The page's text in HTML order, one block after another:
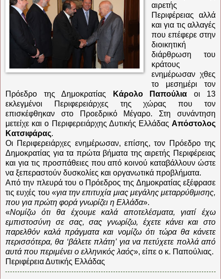
αιρετής
Περιφέρειας αλλά
και για τις αλλαγές
που επέφερε στην
διοικητική
διάρθρωση του
κράτους
ενημέρωσαν χθες
το μεσημέρι τον
Πρόεδρο της Δημοκρατίας
Κάρολο Παπούλια οι 13
εκλεγμένοι Περιφερειάρχες της χώρας που τον
επισκέφθηκαν στο Προεδρικό Μέγαρο. Στη συνάντηση
μετείχε και ο Περιφερειάρχης Δυτικής Ελλάδας Απόστολος
Κατσιφάρας.
Οι Περιφερειάρχες ενημέρωσαν, επίσης, τον Πρόεδρο της
Δημοκρατίας για τα πρώτα βήματα της αιρετής Περιφέρειας
και για τις προσπάθειες που από κοινού καταβάλλουν ώστε
να ξεπεραστούν δυσκολίες και οργανωτικά προβλήματα.
Από την πλευρά του ο Πρόεδρος της Δημοκρατίας εξέφρασε
τις ευχές του «για την επιτυχία μιας μεγάλης μεταρρύθμισης,
που για πρώτη φορά γνωρίζει η Ελλάδα».
«Νομίζω ότι θα έχουμε καλά αποτελέσματα, γιατί έχω
εμπιστοσύνη σε σας, σας γνωρίζω, έχετε κάνει και στο
παρελθόν καλά πράγματα και νομίζω ότι τώρα θα κάνετε
περισσότερα, θα ‘βάλετε πλάτη’ για να πετύχετε πολλά από
αυτά που περιμένει ο ελληνικός λαός», είπε ο κ. Παπούλιας.
Περιφέρεια Δυτικής Ελλάδας